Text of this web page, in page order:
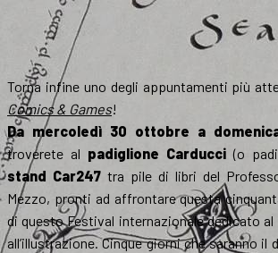
Torna infine uno degli appuntamenti più
Comics & Games!
Da mercoledì 30 ottobre a
troverete al padiglione Carducci (o
stand Car247 tra pile di libri del
Mezzo, pronti ad affrontare questa
di questo Festival internazionale dedicato
all’illustrazione. Cinque giorni che saranno il